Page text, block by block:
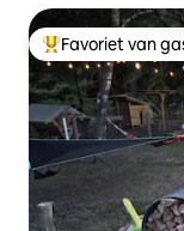
Topfavoriet van
Favoriet van